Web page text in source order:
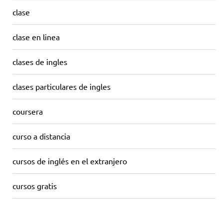
clase
clase en linea
clases de ingles
clases particulares de ingles
coursera
curso a distancia
cursos de inglés en el extranjero
cursos gratis